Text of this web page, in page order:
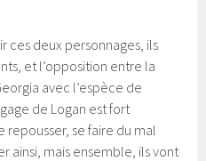
ces deux personnages, ils
et l’opposition entre la
avec l’espèce de
de Logan est fort
repousser, se faire du mal
ainsi, mais ensemble, ils vont